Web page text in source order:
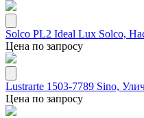
Solco PL2 Ideal Lux Solco,
Цена по запросу
Lustrarte 1503-7789 Sino,
Цена по запросу